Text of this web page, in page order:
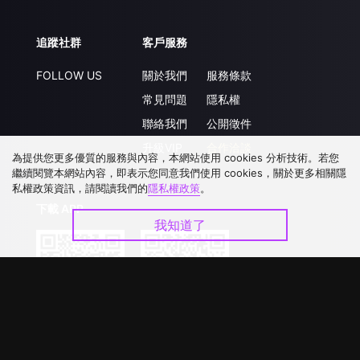
追蹤社群
FOLLOW US
客戶服務
關於我們
常見問題
聯絡我們
服務條款
隱私權
公開徵件
下載 APP
為提供您更多優質的服務與內容，本網站使用 cookies 分析技術。若您
繼續閱覽本網站內容，即表示您同意我們使用 cookies，關於更多相關隱
私權政策資訊，請閱讀我們的隱私權政策。
我知道了